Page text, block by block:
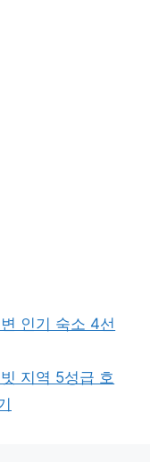
인기 숙소 4선
지역 5성급 호